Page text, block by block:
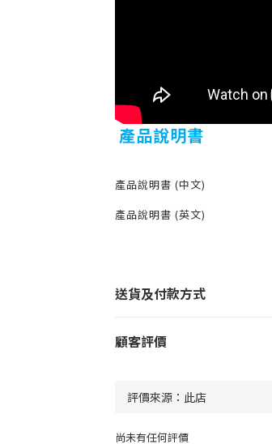
產品說明書
產品說明書 (中文)
產品說明書 (英文)
送貨及付款方式
顧客評價
尚未有任何評價